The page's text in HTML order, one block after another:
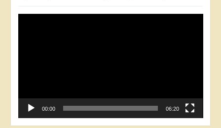
00:00 06:20